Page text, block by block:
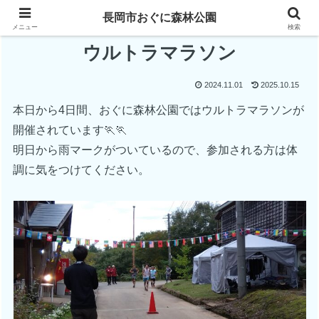
ウルトラマラソン
2024.11.01 2025.10.15
本日から4日間、おぐに森林公園ではウルトラマラソンが
開催されています🏃🏃
明日から雨マークがついているので、参加される方は体
調に気をつけてください。
メニュー
長岡市おぐに森林公園
検索